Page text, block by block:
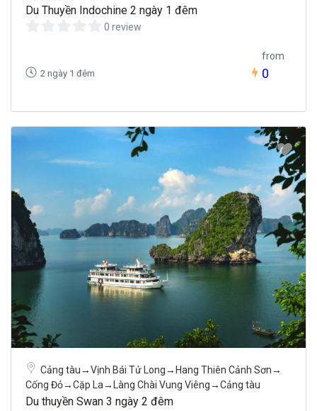
Du Thuyền Indochine 2 ngày 1 đêm
0 review
2 ngày 1 đêm
from
0
Cảng tàu→Vịnh Bái Tử Long→Hang Thiên Cảnh Sơn→
Cống Đỏ→Cặp La→Làng Chài Vung Viêng→Cảng tàu
Du thuyền Swan 3 ngày 2 đêm